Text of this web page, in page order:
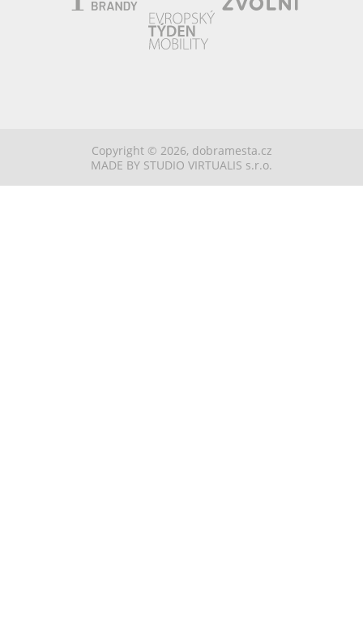
Copyright © 2026, dobramesta.cz
MADE BY STUDIO VIRTUALIS s.r.o.